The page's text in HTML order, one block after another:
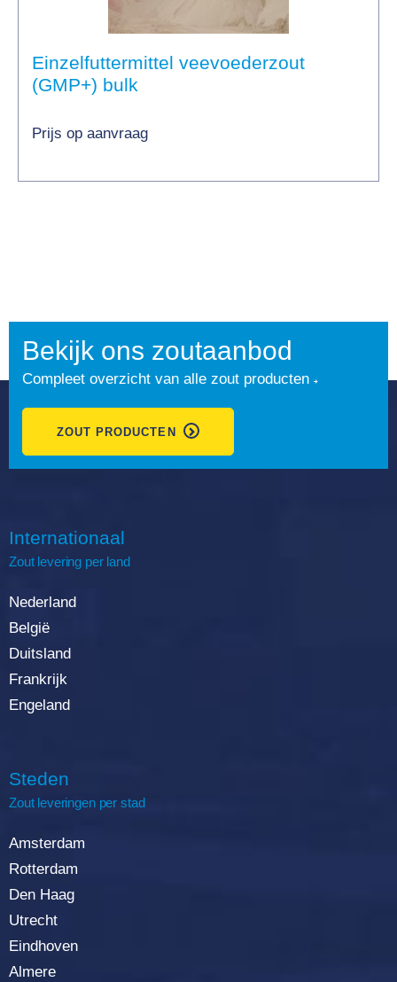
Einzelfuttermittel veevoederzout
(GMP+) bulk
Prijs op aanvraag
Bekijk ons zoutaanbod
Compleet overzicht van alle zout producten
ZOUT PRODUCTEN
Internationaal
Zout levering per land
Nederland
België
Duitsland
Frankrijk
Engeland
Steden
Zout leveringen per stad
Amsterdam
Rotterdam
Den Haag
Utrecht
Eindhoven
Almere